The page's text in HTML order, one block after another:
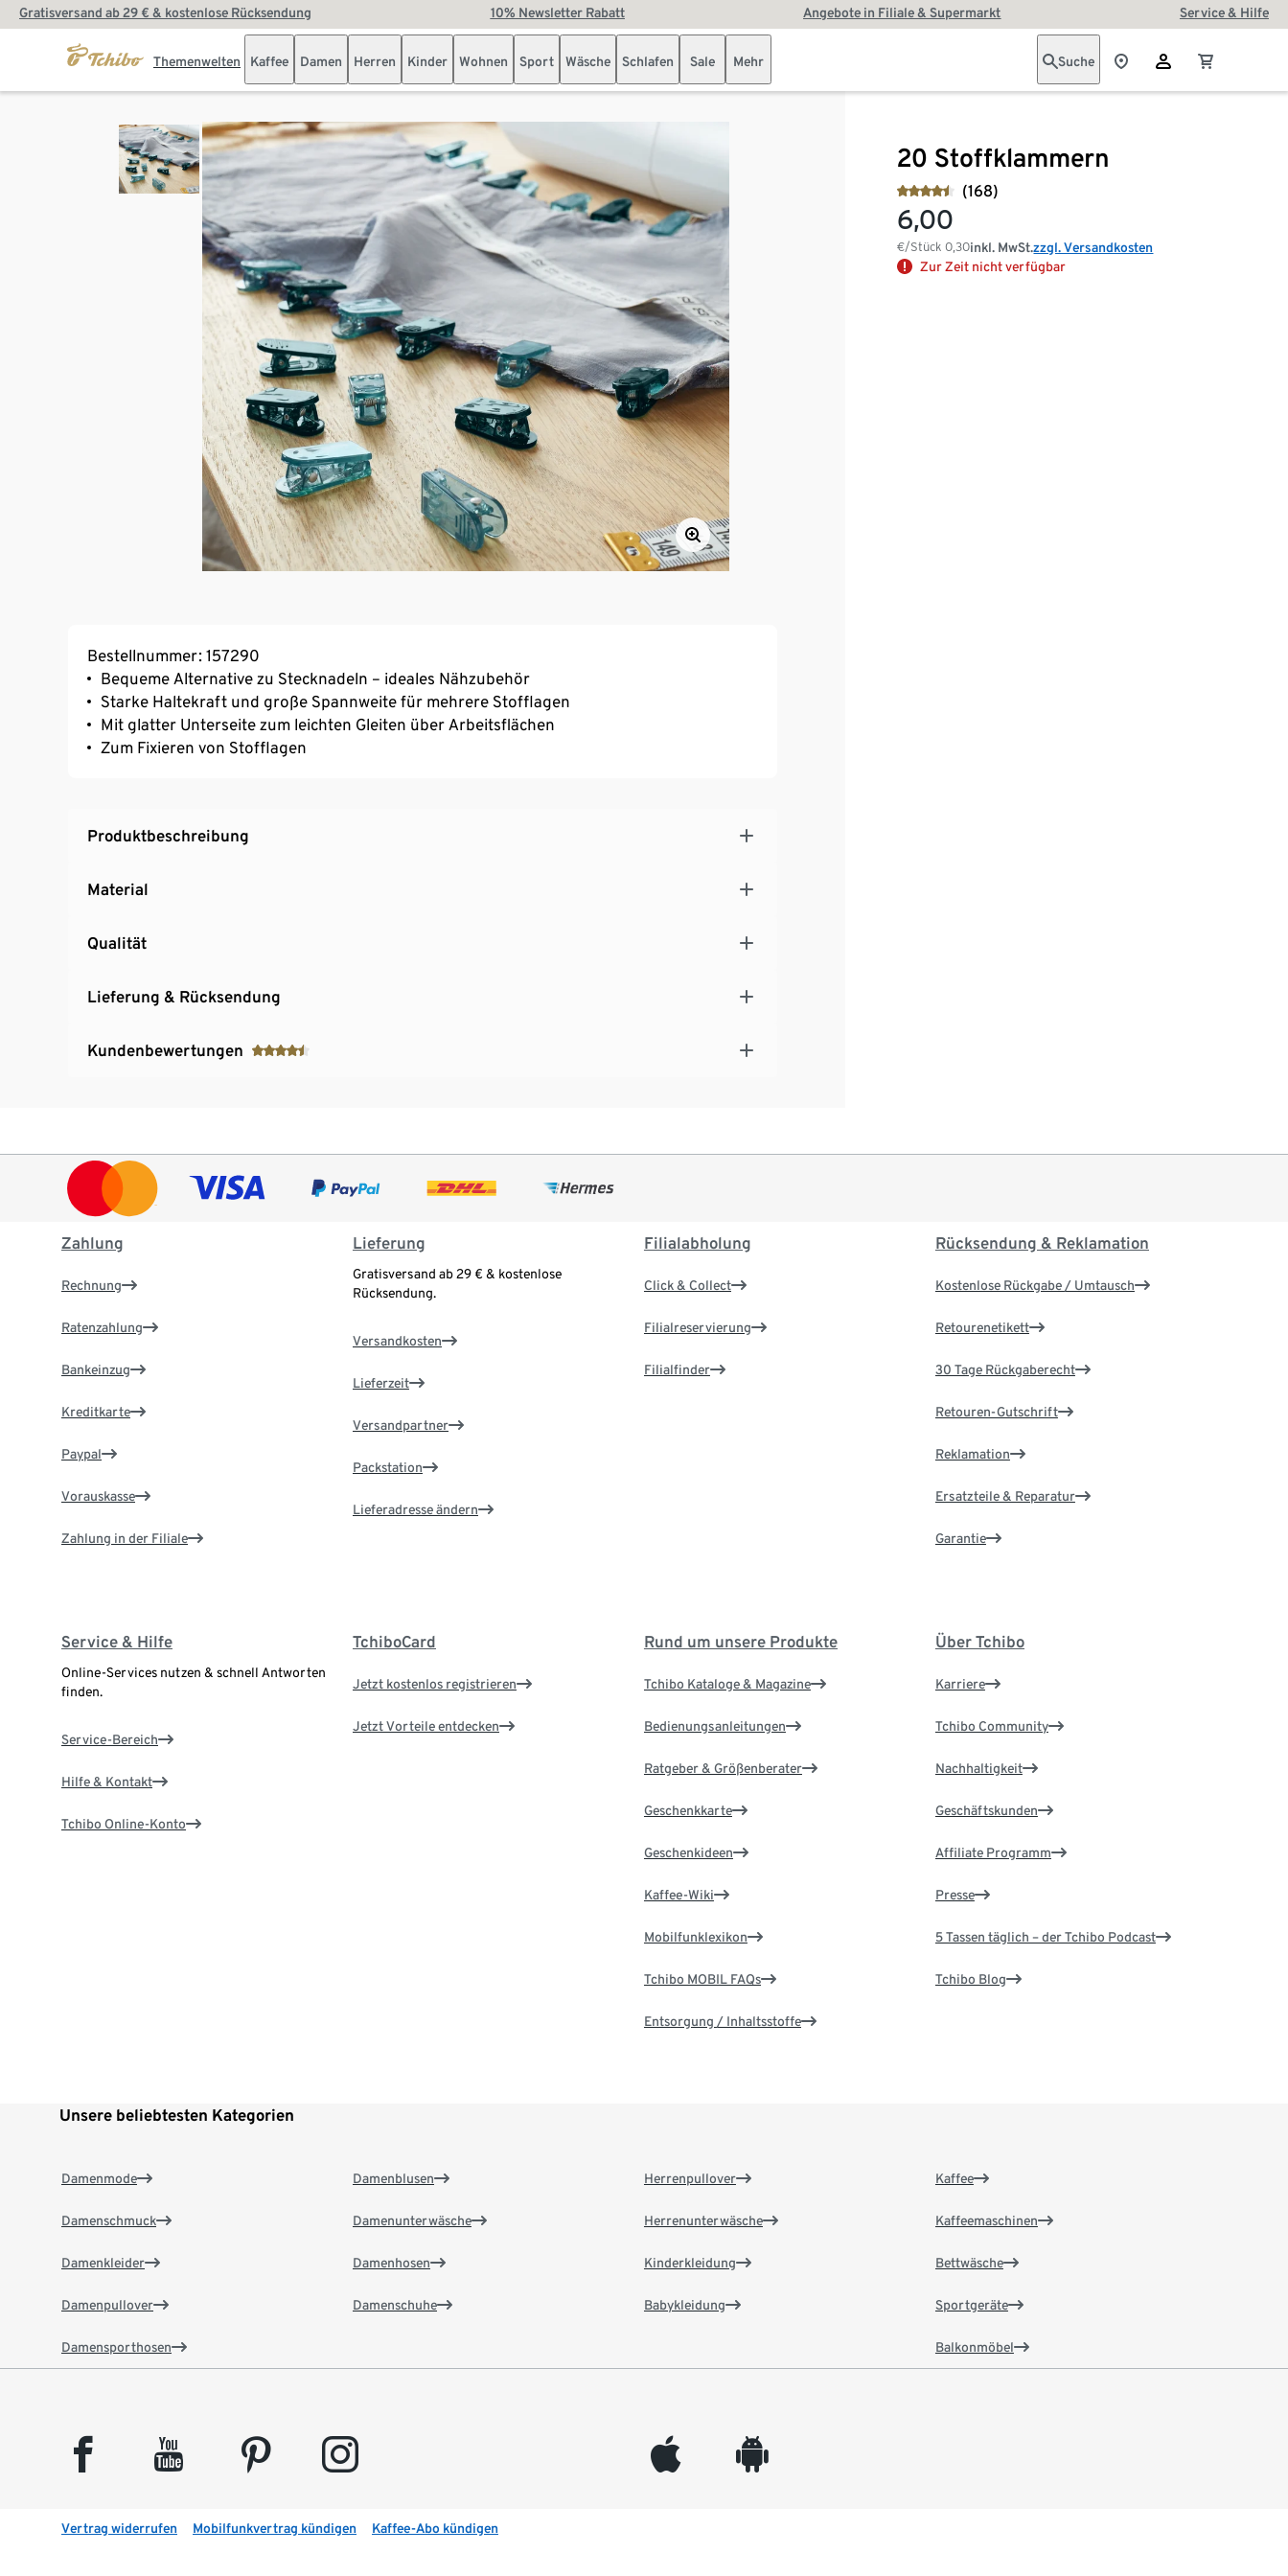
Gratisversand ab 29 € & kostenlose Rücksendung 10% Newsletter Rabatt Angebote in Filiale & Supermarkt Service & Hilfe
Themenwelten Kaffee Damen Herren Kinder Wohnen Sport Wäsche Schlafen Sale Mehr Suche
20 Stoffklammern
(168)
6,00
€/Stück0,30inkl. MwSt.zzgl. Versandkosten
Zur Zeit nicht verfügbar
Bestellnummer: 157290
Bequeme Alternative zu Stecknadeln – ideales Nähzubehör
Starke Haltekraft und große Spannweite für mehrere Stofflagen
Mit glatter Unterseite zum leichten Gleiten über Arbeitsflächen
Zum Fixieren von Stofflagen
Produktbeschreibung
Material
Qualität
Lieferung & Rücksendung
Kundenbewertungen
Zahlung
Rechnung
Ratenzahlung
Bankeinzug
Kreditkarte
Paypal
Vorauskasse
Zahlung in der Filiale
Lieferung
Gratisversand ab 29 € & kostenlose
Rücksendung.
Versandkosten
Lieferzeit
Versandpartner
Packstation
Lieferadresse ändern
Filialabholung
Click & Collect
Filialreservierung
Filialfinder
Rücksendung & Reklamation
Kostenlose Rückgabe / Umtausch
Retourenetikett
30 Tage Rückgaberecht
Retouren-Gutschrift
Reklamation
Ersatzteile & Reparatur
Garantie
Service & Hilfe
Online-Services nutzen & schnell Antworten
finden.
Service-Bereich
Hilfe & Kontakt
Tchibo Online-Konto
TchiboCard
Jetzt kostenlos registrieren
Jetzt Vorteile entdecken
Rund um unsere Produkte
Tchibo Kataloge & Magazine
Bedienungsanleitungen
Ratgeber & Größenberater
Geschenkkarte
Geschenkideen
Kaffee-Wiki
Mobilfunklexikon
Tchibo MOBIL FAQs
Entsorgung / Inhaltsstoffe
Über Tchibo
Karriere
Tchibo Community
Nachhaltigkeit
Geschäftskunden
Affiliate Programm
Presse
5 Tassen täglich – der Tchibo Podcast
Tchibo Blog
Unsere beliebtesten Kategorien
Damenmode
Damenschmuck
Damenkleider
Damenpullover
Damensporthosen
Damenblusen
Damenunterwäsche
Damenhosen
Damenschuhe
Herrenpullover
Herrenunterwäsche
Kinderkleidung
Babykleidung
Kaffee
Kaffeemaschinen
Bettwäsche
Sportgeräte
Balkonmöbel
facebook youtube pinterest instagram appleinc android
Vertrag widerrufen Mobilfunkvertrag kündigen Kaffee-Abo kündigen